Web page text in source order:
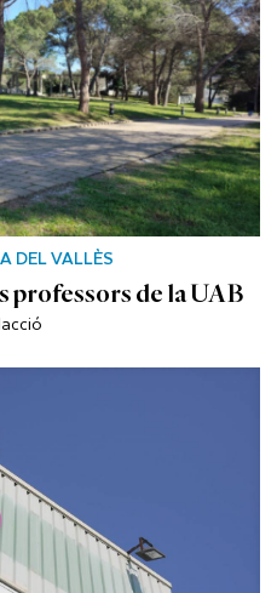
DEL VALLÈS
professors de la UAB